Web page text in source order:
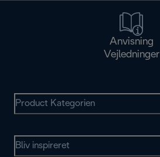
Anvisning
Vejledninger
Product Kategorien
Bliv inspireret